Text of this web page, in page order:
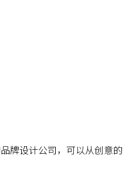
牌设计公司，可以从创意的